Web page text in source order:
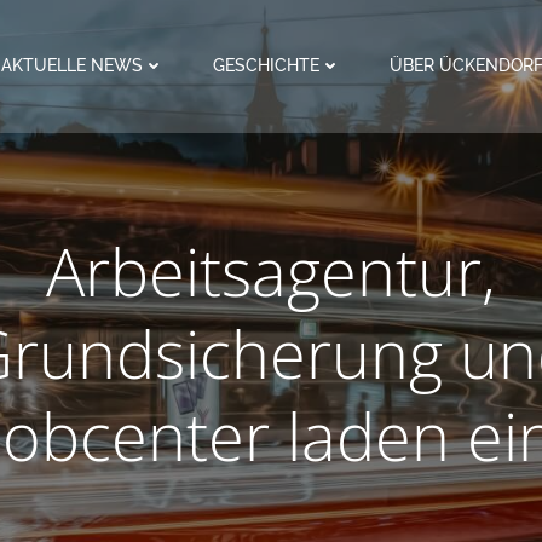
AKTUELLE NEWS GESCHICHTE ÜBER ÜCKENDORF
Arbeitsagentur,
laden